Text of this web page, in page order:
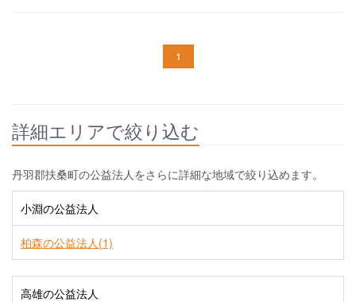
1
詳細エリアで絞り込む
丹羽郡扶桑町の公益法人をさらに詳細な地域で絞り込めます。
小淵の公益法人
柏森の公益法人(1)
高雄の公益法人